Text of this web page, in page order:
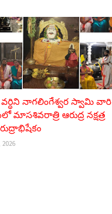
నాగలింగేశ్వర స్వామి వారి
మాసశివరాత్రి ఆరుద్ర నక్షత్ర
2026